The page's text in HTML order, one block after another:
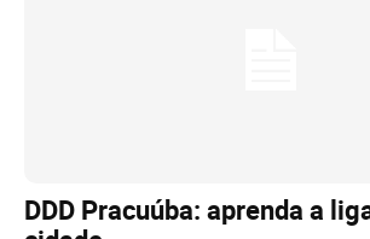
DDD Pracuúba: aprenda a